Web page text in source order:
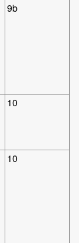
9b
10
10